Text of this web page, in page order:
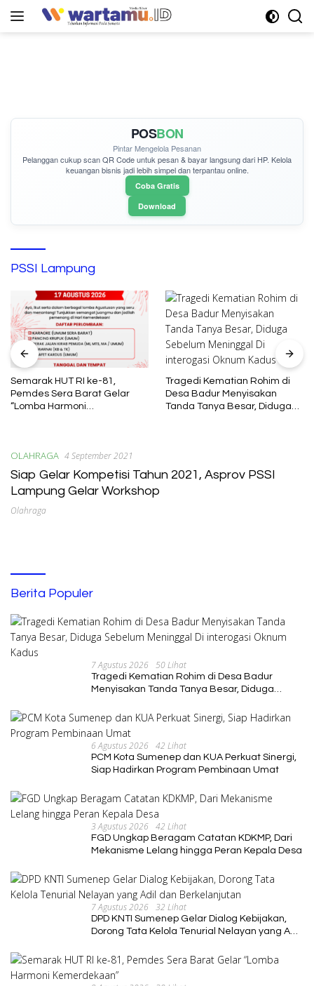
POSBON
Pintar Mengelola Pesanan
Pelanggan cukupscan QR Codeuntuk pesan & bayar langsung dari HP. Kelola
keuangan bisnis jadi lebih simpel dan terpantau online.
Coba Gratis
Download
PSSI Lampung
Semarak HUT RI ke-81,
Pemdes Sera Barat Gelar
“Lomba Harmoni
Tragedi Kematian Rohim di
Desa Badur Menyisakan
Tanda Tanya Besar, Diduga
OLAHRAGA 4 September 2021
Siap Gelar Kompetisi Tahun 2021, Asprov PSSI
Lampung Gelar Workshop
Olahraga
Berita Populer
7 Agustus 2026 50 Lihat
Tragedi Kematian Rohim di Desa Badur
Menyisakan Tanda Tanya Besar, Diduga
Kadus
6 Agustus 2026 42 Lihat
PCM Kota Sumenep dan KUA Perkuat Sinergi,
Siap Hadirkan Program Pembinaan Umat
3 Agustus 2026 42 Lihat
FGD Ungkap Beragam Catatan KDKMP, Dari
Mekanisme Lelang hingga Peran Kepala Desa
7 Agustus 2026 32 Lihat
DPD KNTI Sumenep Gelar Dialog Kebijakan,
Dorong Tata Kelola Tenurial Nelayan yang Adil